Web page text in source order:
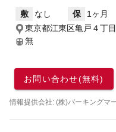
敷 なし 保 1ヶ月
東京都江東区亀戸４丁目
無
お問い合わせ(無料)
情報提供会社: (株)パーキングマ